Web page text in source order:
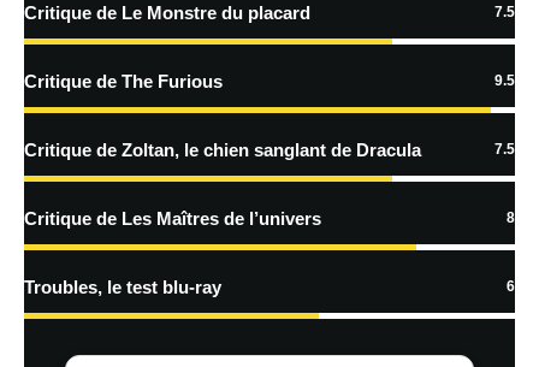
En savoir
traitées
Critique de Le Monstre du placard 7.5
Critique de The Furious 9.5
Critique de Zoltan, le chien sanglant de Dracula 7.5
Critique de Les Maîtres de l’univers 8
Troubles, le test blu-ray 6